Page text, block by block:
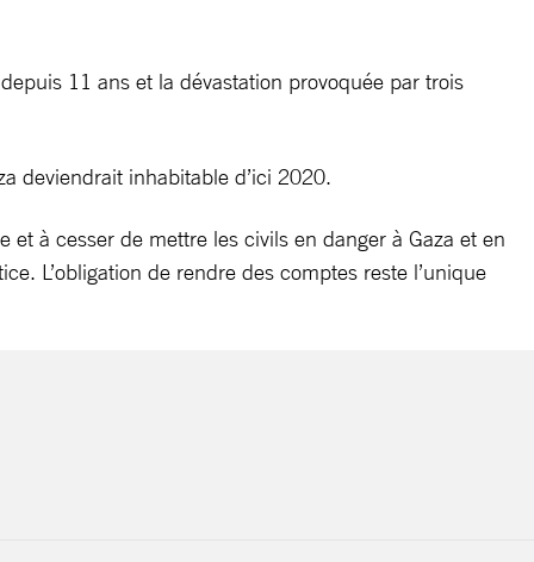
11 ans et la dévastation provoquée par trois
deviendrait inhabitable d’ici 2020.
à cesser de mettre les civils en danger à Gaza et en
L’obligation de rendre des comptes reste l’unique